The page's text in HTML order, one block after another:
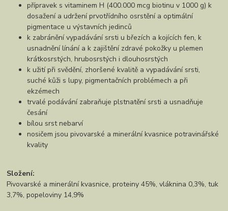
přípravek s vitaminem H (400.000 mcg biotinu v 1000 g) k
dosažení a udržení prvotřídního osrstění a optimální
pigmentace u výstavních jedinců
k zabránění vypadávání srsti u březích a kojících fen, k
usnadnění línání a k zajištění zdravé pokožky u plemen
krátkosrstých, hrubosrstých i dlouhosrstých
k užití při svědění, zhoršené kvalitě a vypadávání srsti,
suché kůži s lupy, pigmentačních problémech a při
ekzémech
trvalé podávání zabraňuje plstnatění srsti a usnadňuje
česání
bílou srst nebarví
nosičem jsou pivovarské a minerální kvasnice potravinářské
kvality
Složení:
Pivovarské a minerální kvasnice, proteiny 45%, vláknina 0,3%, tuk
3,7%, popeloviny 14,9%